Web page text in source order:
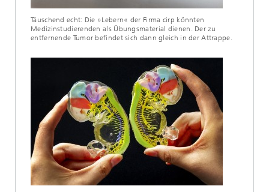
Täuschend echt: Die »Lebern« der Firma cirp könnten
Medizinstudierenden als Übungsmaterial dienen. Der zu
entfernende Tumor befindet sich dann gleich in der Attrappe.